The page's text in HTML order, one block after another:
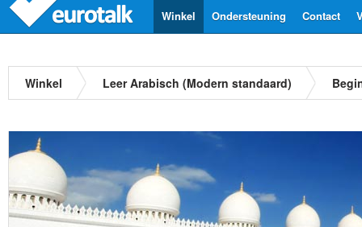
Contact
Ondersteuning
Winkel
Winkel Leer Arabisch (Modern standaard)